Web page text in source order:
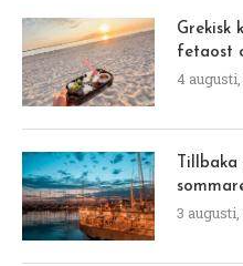
Grekisk
fetaost
4
3 augusti,